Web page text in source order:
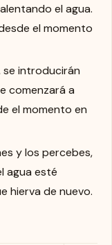
el agua.
el momento
se introducirán
comenzará a
el momento en
y los percebes,
agua esté
hierva de nuevo.